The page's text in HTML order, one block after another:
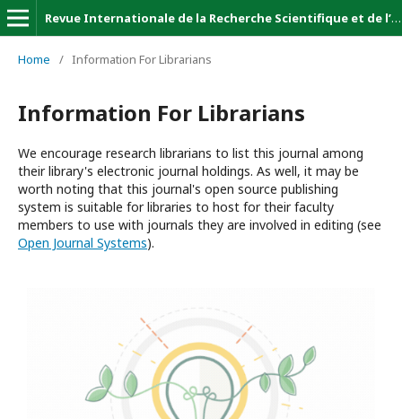
Revue Internationale de la Recherche Scientifique et de l’Innovation (Revue-IRSI)
Home / Information For Librarians
Information For Librarians
We encourage research librarians to list this journal among
their library's electronic journal holdings. As well, it may be
worth noting that this journal's open source publishing
system is suitable for libraries to host for their faculty
members to use with journals they are involved in editing (see
Open Journal Systems).